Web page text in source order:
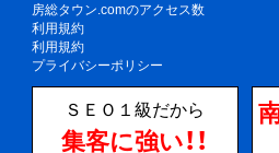
房総タウン.comのアクセス数
利用規約
利用規約
プライバシーポリシー
ＳＥＯ１級だから
集客に強い！！